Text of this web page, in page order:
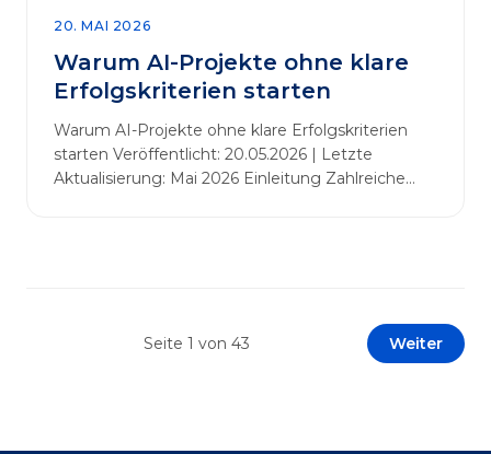
20. MAI 2026
Warum AI-Projekte ohne klare
Erfolgskriterien starten
Warum AI-Projekte ohne klare Erfolgskriterien
starten Veröffentlicht: 20.05.2026 | Letzte
Aktualisierung: Mai 2026 Einleitung Zahlreiche
Prototypen entwickeln und interne Skepsis
abbauen. Der zentrale Begriff dieses Beitrags ist
Seite 1 von 43 Weiter